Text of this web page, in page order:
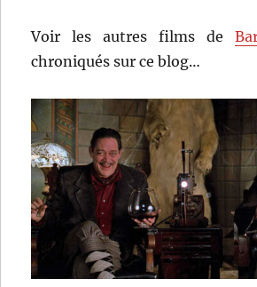
Voir les autres films de
chroniqués sur ce blog…